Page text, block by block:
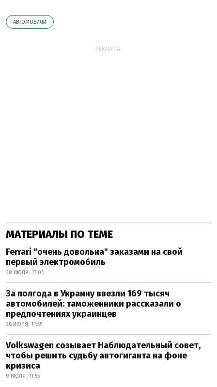
АВТОМОБИЛИ
РЕКЛАМА:
МАТЕРИАЛЫ ПО ТЕМЕ
Ferrari "очень довольна" заказами на свой
первый электромобиль
30 ИЮЛЯ, 17:03
За полгода в Украину ввезли 169 тысяч
автомобилей: таможенники рассказали о
предпочтениях украинцев
28 ИЮЛЯ, 11:55
Volkswagen созывает Наблюдательный совет,
чтобы решить судьбу автогиганта на фоне
кризиса
9 ИЮЛЯ, 11:55